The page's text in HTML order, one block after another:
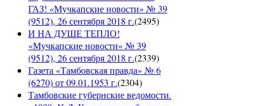
ГАЗ! «Мучкапские новости» № 39
(9512), 26 сентября 2018 г.(2495)
И НА ДУШЕ ТЕПЛО!
«Мучкапские новости» № 39
(9512), 26 сентября 2018 г.(2339)
Газета «Тамбовская правда» № 6
(6270) от 09.01.1953 г.(2304)
Тамбовские губернские ведомости.